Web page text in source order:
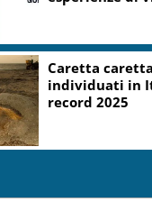
Mondiali
oro è azzurro,
campione